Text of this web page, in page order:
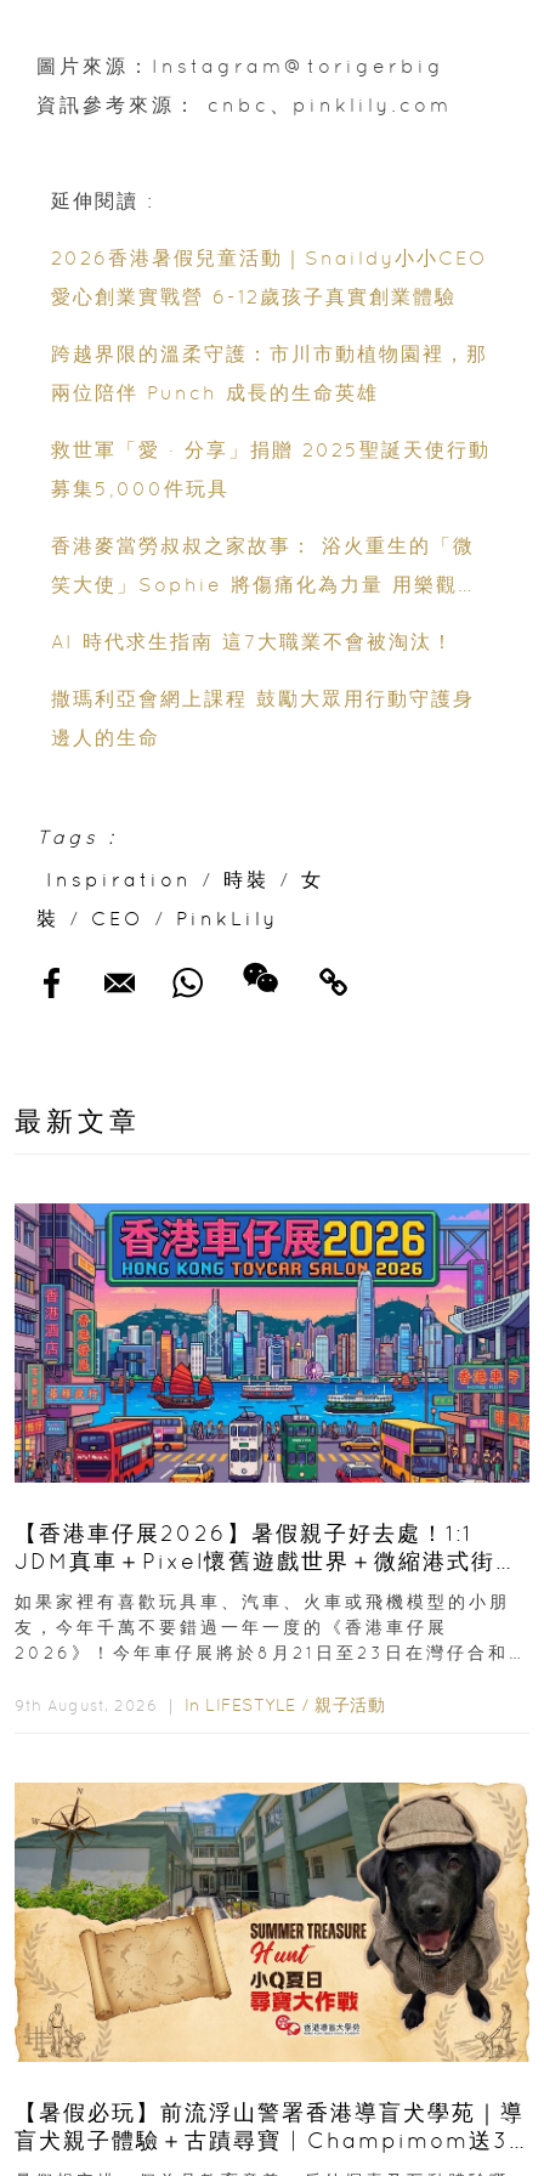
圖片來源：Instagram@torigerbig
資訊參考來源： cnbc、pinklily.com
延伸閱讀 :
2026香港暑假兒童活動｜Snaildy小小CEO
愛心創業實戰營 6-12歲孩子真實創業體驗
跨越界限的溫柔守護：市川市動植物園裡，那
兩位陪伴 Punch 成長的生命英雄
救世軍「愛 · 分享」捐贈 2025聖誕天使行動
募集5,000件玩具
香港麥當勞叔叔之家故事： 浴火重生的「微
笑大使」Sophie 將傷痛化為力量 用樂觀感
AI 時代求生指南 這7大職業不會被淘汰！
撒瑪利亞會網上課程 鼓勵大眾用行動守護身
邊人的生命
Tags :
Inspiration
/ 時裝 /
女
裝
/ CEO / PinkLily
最新文章
【香港車仔展2026】暑假親子好去處！1:1
JDM真車＋Pixel懷舊遊戲世界＋微縮港式街景
8月灣仔登場 車迷家庭必去！
如果家裡有喜歡玩具車、汽車、火車或飛機模型的小朋
友，今年千萬不要錯過一年一度的《香港車仔展
2026》！今年車仔展將於8月21日至23日在灣仔合和酒
9th August, 2026 ｜ In LIFESTYLE / 親子活動
【暑假必玩】前流浮山警署香港導盲犬學苑｜導
盲犬親子體驗＋古蹟尋寶 | Champimom送3
組免費名額